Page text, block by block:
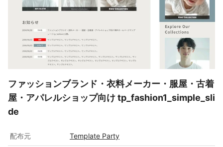
ファッションブランド・衣料メーカー・服屋・古着
屋・アパレルショップ向け tp_fashion1_simple_sli
de
配布元 Template Party